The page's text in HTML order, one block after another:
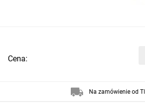
Cena:
Na zamówienie od